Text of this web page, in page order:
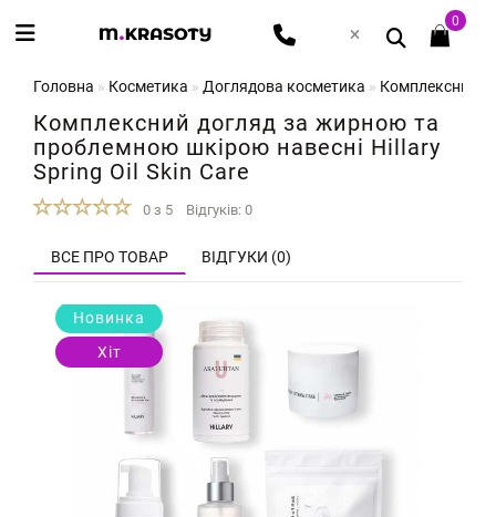
0
Головна Косметика Доглядова косметика Комплексний
Комплексний догляд за жирною та
проблемною шкірою навесні Hillary
Spring Oil Skin Care
0 з 5 Відгуків: 0
ВСЕ ПРО ТОВАР ВІДГУКИ (0)
Новинка
Хіт